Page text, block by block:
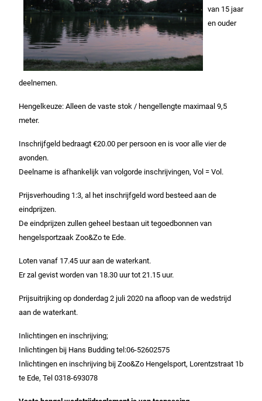
van 15 jaar
en ouder
deelnemen.
Hengelkeuze: Alleen de vaste stok / hengellengte maximaal 9,5
meter.
Inschrijfgeld bedraagt €20.00 per persoon en is voor alle vier de
avonden.
Deelname is afhankelijk van volgorde inschrijvingen, Vol = Vol.
Prijsverhouding 1:3, al het inschrijfgeld word besteed aan de
eindprijzen.
De eindprijzen zullen geheel bestaan uit tegoedbonnen van
hengelsportzaak Zoo&Zo te Ede.
Loten vanaf 17.45 uur aan de waterkant.
Er zal gevist worden van 18.30 uur tot 21.15 uur.
Prijsuitrijking op donderdag 2 juli 2020 na afloop van de wedstrijd
aan de waterkant.
Inlichtingen en inschrijving;
Inlichtingen bij Hans Budding tel:06-52602575
Inlichtingen en inschrijving bij Zoo&Zo Hengelsport, Lorentzstraat 1b
te Ede, Tel 0318-693078